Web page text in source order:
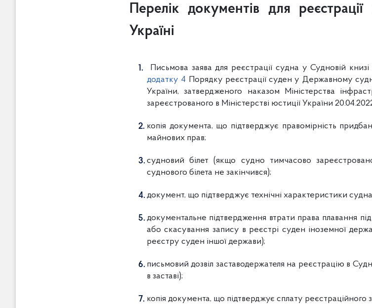
Перелік документів для
Україні
Письмова заява для реєстрації судна у Судновій
додатку 4 Порядку реєстрації суден у Державному
України, затвердженого наказом Міністерства
зареєстрованого в Міністерстві юстиції України
копія документа, що підтверджує правомірність
майнових прав;
судновий білет (якщо судно тимчасово
суднового білета не закінчився);
документ, що підтверджує технічні характеристики
документальне підтвердження втрати права плавання
або скасування запису в реєстрі суден іноземної
реєстру суден іншої держави);
письмовий дозвіл заставодержателя на реєстрацію в
в заставі);
копія документа, що підтверджує сплату реєстраційного